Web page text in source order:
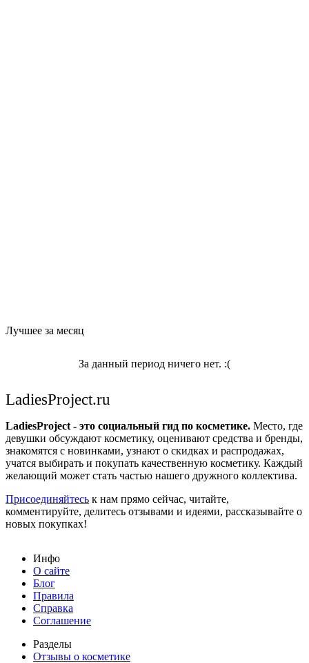
Лучшее за месяц
За данный период ничего нет. :(
LadiesProject.ru
LadiesProject - это социальный гид по косметике. Место, где
девушки обсуждают косметику, оценивают средства и бренды,
знакомятся с новинками, узнают о скидках и распродажах,
учатся выбирать и покупать качественную косметику. Каждый
желающий может стать частью нашего дружного коллектива.
Присоединяйтесь к нам прямо сейчас, читайте,
комментируйте, делитесь отзывами и идеями, рассказывайте о
новых покупках!
Инфо
О сайте
Блог
Правила
Справка
Соглашение
Разделы
Отзывы о косметике